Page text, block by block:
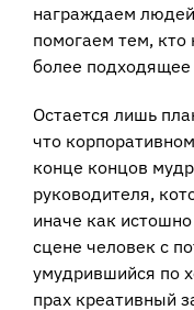
награждаем
помогаем тем, кто
более подходящее
Остается лишь
что
конце концов
руководителя,
иначе как
сцене человек с
умудрившийся по
прах креативный